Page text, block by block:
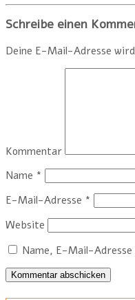
Schreibe einen
Deine E-Mail-Adresse
Kommentar
Name *
E-Mail-Adresse *
Website
Name, E-Mail-Adresse